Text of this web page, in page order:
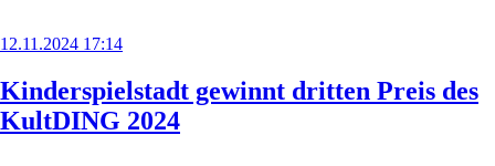
12.11.2024 17:14
Kinderspielstadt gewinnt dritten Preis des
KultDING 2024